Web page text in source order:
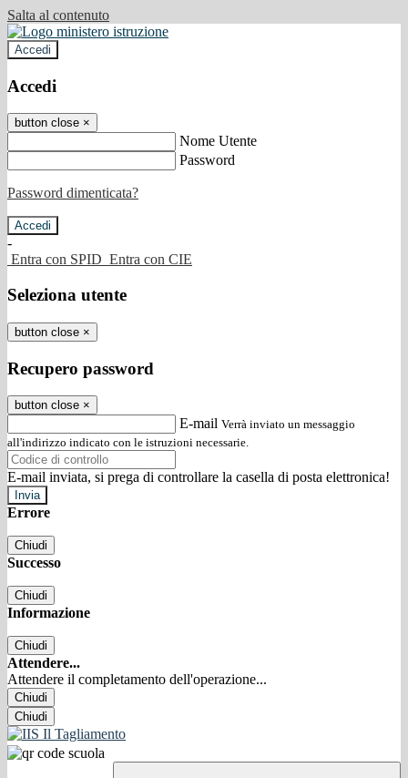
Salta al contenuto
Accedi
Accedi
button close ×
Nome Utente
Password
Password dimenticata?
-
Entra con SPID Entra con CIE
Seleziona utente
button close ×
Recupero password
button close ×
E-mail Verrà inviato un messaggio
all'indirizzo indicato con le istruzioni necessarie.
E-mail inviata, si prega di controllare la casella di posta elettronica!
Errore
Chiudi
Successo
Chiudi
Informazione
Chiudi
Attendere...
Attendere il completamento dell'operazione...
Chiudi
Chiudi